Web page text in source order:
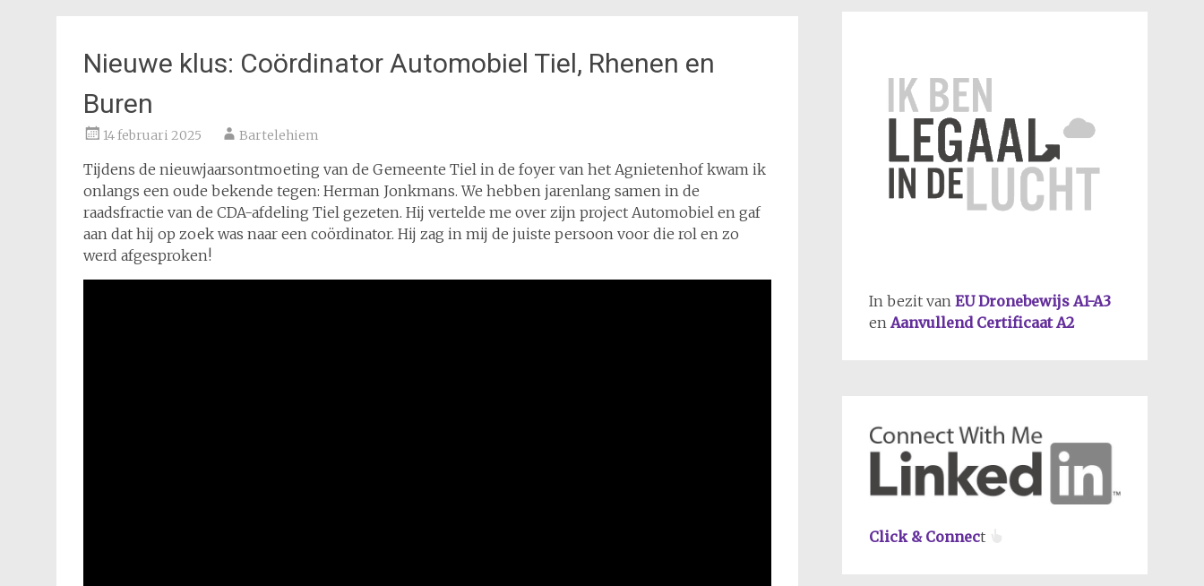
Nieuwe klus: Coördinator Automobiel Tiel, Rhenen en
Buren
14 februari 2025 Bartelehiem
Tijdens de nieuwjaarsontmoeting van de Gemeente Tiel in de foyer van het Agnietenhof kwam ik
onlangs een oude bekende tegen: Herman Jonkmans. We hebben jarenlang samen in de
raadsfractie van de CDA-afdeling Tiel gezeten. Hij vertelde me over zijn project Automobiel en gaf
aan dat hij op zoek was naar een coördinator. Hij zag in mij de juiste persoon voor die rol en zo
werd afgesproken!
In bezit van EU Dronebewijs A1-A3
en Aanvullend Certificaat A2
Click & Connect